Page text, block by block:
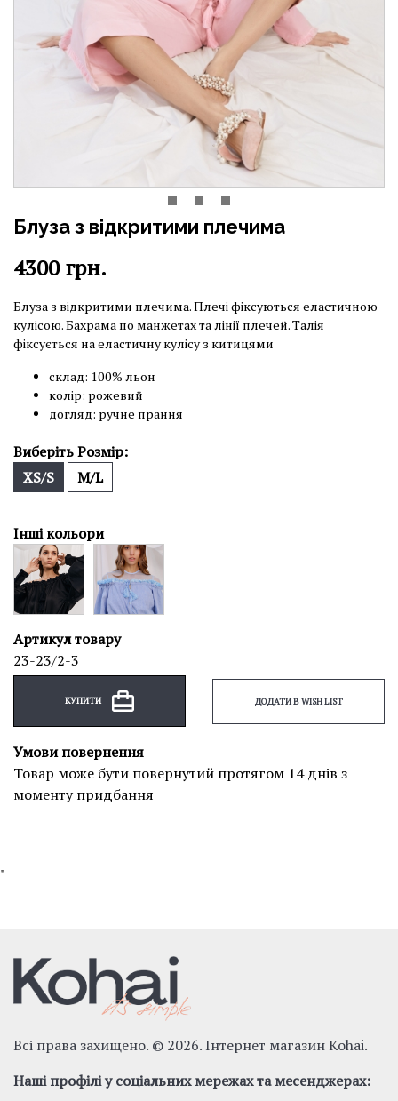
Блуза з відкритими плечима
4300грн.
Блуза з відкритими плечима. Плечі фіксуються еластичною
кулісою. Бахрама по манжетах та лінії плечей. Талія
фіксується на еластичну кулісу з китицями
склад: 100% льон
колір: рожевий
догляд: ручне прання
Виберіть Розмір:
XS/S
M/L
Інші кольори
Артикул товару
23-23/2-3
КУПИТИ ДОДАТИ В WISH LIST
Умови повернення
Товар може бути повернутий протягом 14 днів з
моменту придбання
"
Всі права захищено. © 2026. Інтернет магазин Kohai.
Наші профілі у соціальних мережах та месенджерах: